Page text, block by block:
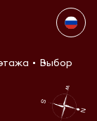
Выбор